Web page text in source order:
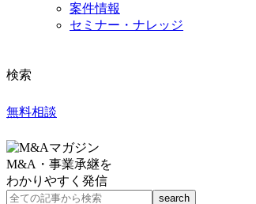
案件情報
セミナー・ナレッジ
検索
無料相談
M&A・事業承継を
わかりやすく発信